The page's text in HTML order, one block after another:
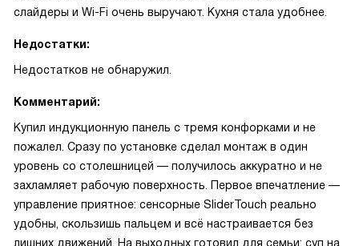
слайдеры и Wi-Fi очень выручают. Кухня стала удобнее.
Недостатки:
Недостатков не обнаружил.
Комментарий:
Купил индукционную панель с тремя конфорками и не
пожалел. Сразу по установке сделал монтаж в один
уровень со столешницей — получилось аккуратно и не
захламляет рабочую поверхность. Первое впечатление —
управление приятное: сенсорные SliderTouch реально
удобны, скользишь пальцем и всё настраивается без
лишних движений. На выходных готовил для семьи: суп на